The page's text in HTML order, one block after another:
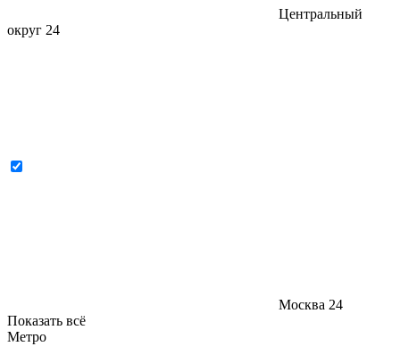
Центральный
округ 24
Москва 24
Показать всё
Метро